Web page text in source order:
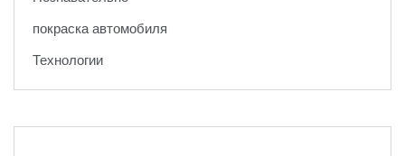
покраска автомобиля
Технологии